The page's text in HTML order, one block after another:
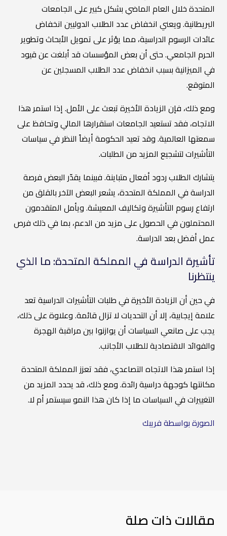
المتحدة خلال العام الماضي بشكل كبير على الجامعات
البريطانية. ويعني انخفاض عدد الطلاب الدوليين انخفاض
عائدات الرسوم الدراسية، مما يؤثر على تمويل الأبحاث وتطوير
الحرم الجامعي. حتى أن بعض المؤسسات قد أبلغت عن قيود
في الميزانية بسبب انخفاض عدد الطلاب المسجلين عن
المتوقع.
ومع ذلك، فإن الزيادة الأخيرة تبعث على الأمل. إذا استمر هذا
الاتجاه، فقد تستعيد الجامعات استقرارها المالي وتحافظ على
سمعتها العالمية. وقد تعيد الحكومة أيضاً النظر في سياسات
التأشيرات لتشجيع المزيد من الطلبات.
يتشارك الطلاب ردود أفعال متباينة. فبينما يقدّر البعض فرصة
الدراسة في المملكة المتحدة، يشعر البعض الآخر بالقلق من
ارتفاع رسوم التأشيرة وتكاليف المعيشة. ويأمل المتقدمون
المحتملون في الحصول على مزيد من الدعم، بما في ذلك فرص
عمل أفضل بعد الدراسة.
تأشيرة الدراسة في المملكة المتحدة: ما الذي
ينتظرنا
في حين أن الزيادة الأخيرة في طلبات التأشيرات الدراسية تعد
علامة إيجابية، إلا أن التحديات لا تزال قائمة. وعلاوة على ذلك،
يجب على صانعي السياسات أن يوازنوا بين مراقبة الهجرة
والفوائد الاقتصادية للطلاب الأجانب.
إذا استمر هذا الاتجاه التصاعدي، فقد تعزز المملكة المتحدة
مكانتها كوجهة دراسية رائدة. ومع ذلك، قد يحدد المزيد من
التغييرات في السياسات ما إذا كان هذا النمو سيستمر أم لا.
الصورة بواسطة فريبك
مقالات ذات صلة